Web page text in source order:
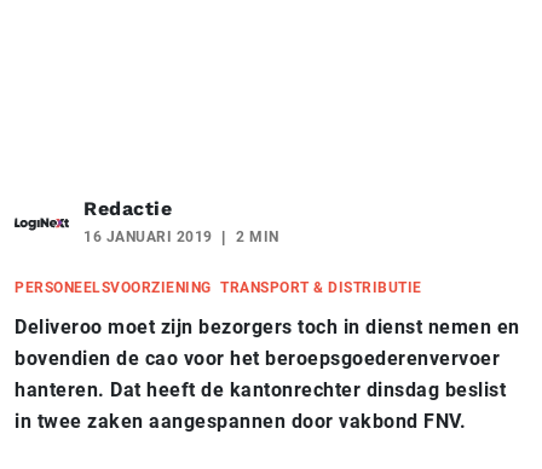
Redactie
16 JANUARI 2019 2 MIN
PERSONEELSVOORZIENING TRANSPORT & DISTRIBUTIE
Deliveroo moet zijn bezorgers toch in dienst nemen en
bovendien de cao voor het beroepsgoederenvervoer
hanteren. Dat heeft de kantonrechter dinsdag beslist
in twee zaken aangespannen door vakbond FNV.